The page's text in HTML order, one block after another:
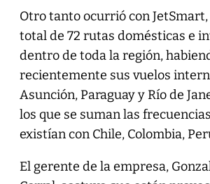
Otro tanto ocurrió con
total de 72 rutas domésticas e
dentro de toda la región,
recientemente sus vuelos
Asunción, Paraguay y Río de
los que se suman las
existían con Chile, Colombia,
El gerente de la empresa,